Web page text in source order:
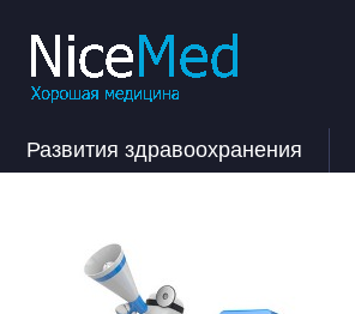
Развития здравоохранения